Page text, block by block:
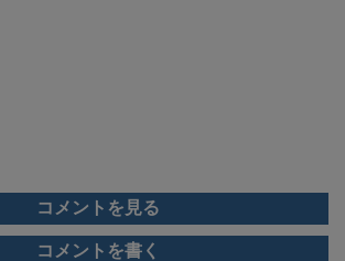
コメントを見る
コメントを書く